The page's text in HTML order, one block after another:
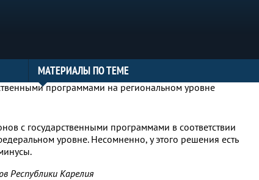
МАТЕРИАЛЫ ПО ТЕМЕ
с государственными программами в соответствии
уровне. Несомненно, у этого решения есть
Республики Карелия